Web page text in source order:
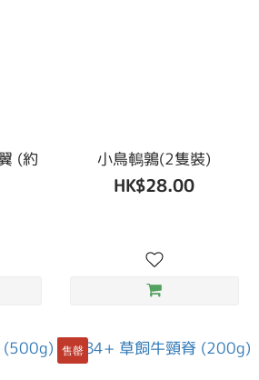
(約
小鳥鵪鶉(2隻裝)
HK$28.00
售罄